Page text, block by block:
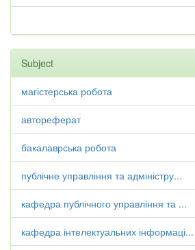
Subject
магістерська робота
автореферат
бакалаврська робота
публічне управління та адміністру...
кафедра публічного управління та ...
кафедра інтелектуальних інформаці...